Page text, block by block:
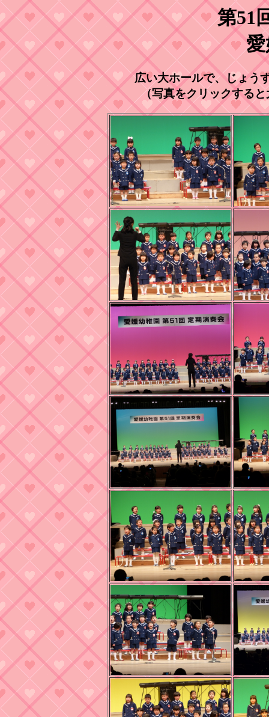
第51
広い大ホールで、じょう
（写真をクリックする